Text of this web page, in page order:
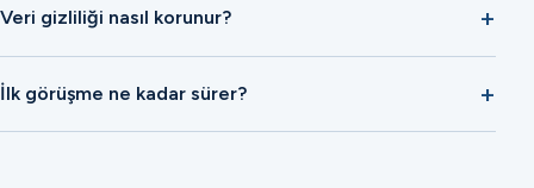
Veri gizliliği nasıl korunur?
İlk görüşme ne kadar sürer?